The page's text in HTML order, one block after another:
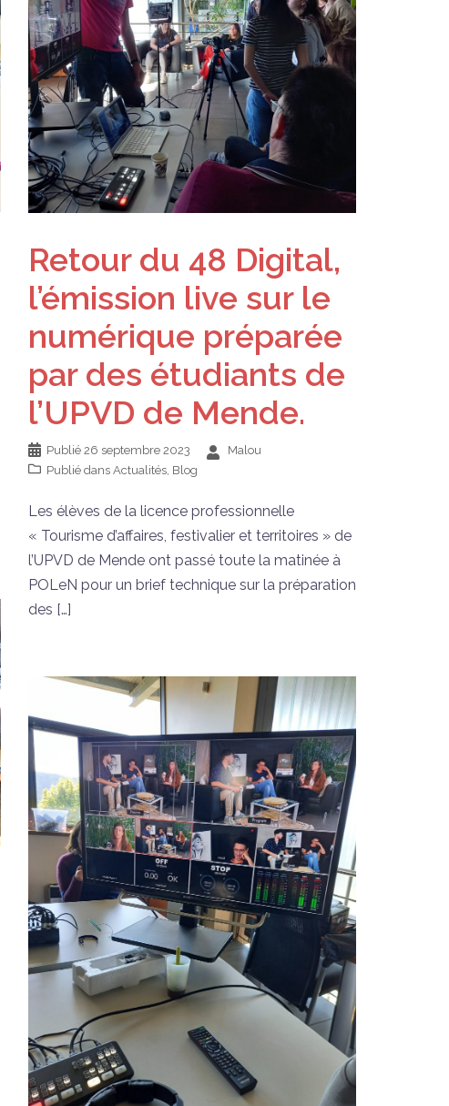
Retour du 48 Digital,
l’émission live sur le
numérique préparée
par des étudiants de
l’UPVD de Mende.
Publié 26 septembre 2023
Malou
Publié dans Actualités, Blog
Les élèves de la licence professionnelle
« Tourisme d’affaires, festivalier et territoires » de
l’UPVD de Mende ont passé toute la matinée à
POLeN pour un brief technique sur la préparation
des […]